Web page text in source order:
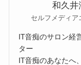
和久井
セルフメディ
IT音痴のサロン経
ター
IT音痴のあなたへ